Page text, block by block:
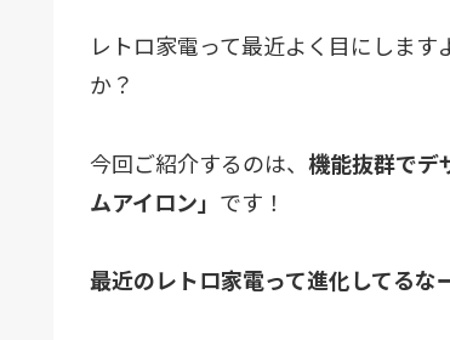
レトロ家電って最近よく目にしま
か？
今回ご紹介するのは、 機能抜群でデ
ムアイロン」 です！
最近のレトロ家電って進化してるな